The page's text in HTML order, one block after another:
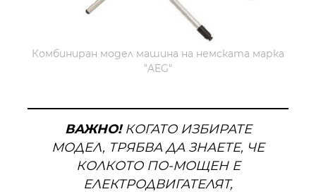
Комбиниран модел машина на немската марка
"AEG"
ВАЖНО!КОГАТО ИЗБИРАТЕ
МОДЕЛ, ТРЯБВА ДА ЗНАЕТЕ, ЧЕ
КОЛКОТО ПО-МОЩЕН Е
ЕЛЕКТРОДВИГАТЕЛЯТ,